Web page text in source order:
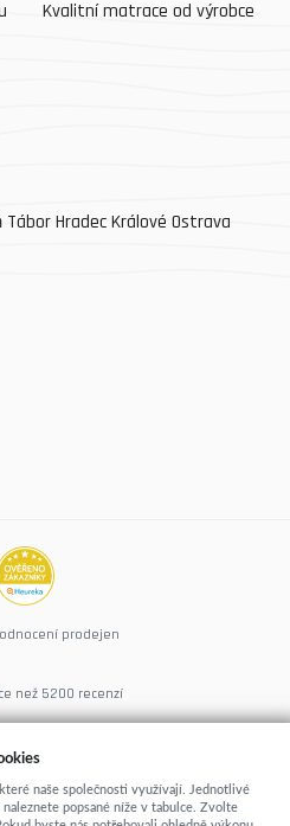
Kvalitní matrace od výrobce
Hradec Králové Ostrava
prodejen
než 5200 recenzí
naše společnosti využívají. Jednotlivé
popsané níže v tabulce. Zvolte